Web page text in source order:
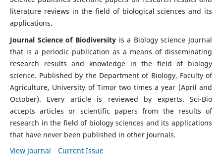
literature reviews in the field of biological sciences and its
applications.
Journal Science of Biodiversityis a Biology science Journal
that is a periodic publication as a means of disseminating
research results and knowledge in the field of biology
science. Published by the Department of Biology, Faculty of
Agriculture, University of Timor two times a year (April and
October). Every article is reviewed by experts. Sci-Bio
accepts articles or scientific papers from the results of
research in the field of biology sciences and its applications
that have never been published in other journals.
View Journal
Current Issue